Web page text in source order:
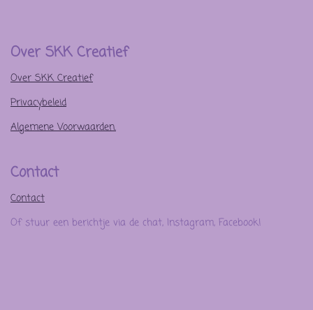
Over SKK Creatief
Over SKK Creatief
Privacybeleid
Algemene Voorwaarden.
Contact
Contact
Of stuur een berichtje via de chat, Instagram, Facebook!